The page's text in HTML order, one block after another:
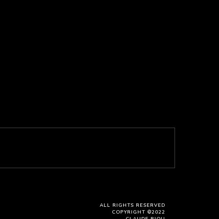
ALL RIGHTS RESERVED
COPYRIGHT ©2022